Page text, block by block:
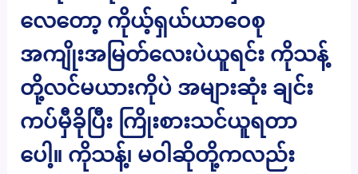
လေတော့ ကိုယ့်ရှယ်ယာဝေစု
အကျိုးအမြတ်လေးပဲယူရင်း ကိုသန့်
တို့လင်မယားကိုပဲ အများဆုံး ချင်း
ကပ်မှီခိုပြီး ကြိုးစားသင်ယူရတာ
ပေါ့။ ကိုသန့်၊ မဝါဆိုတို့ကလည်း